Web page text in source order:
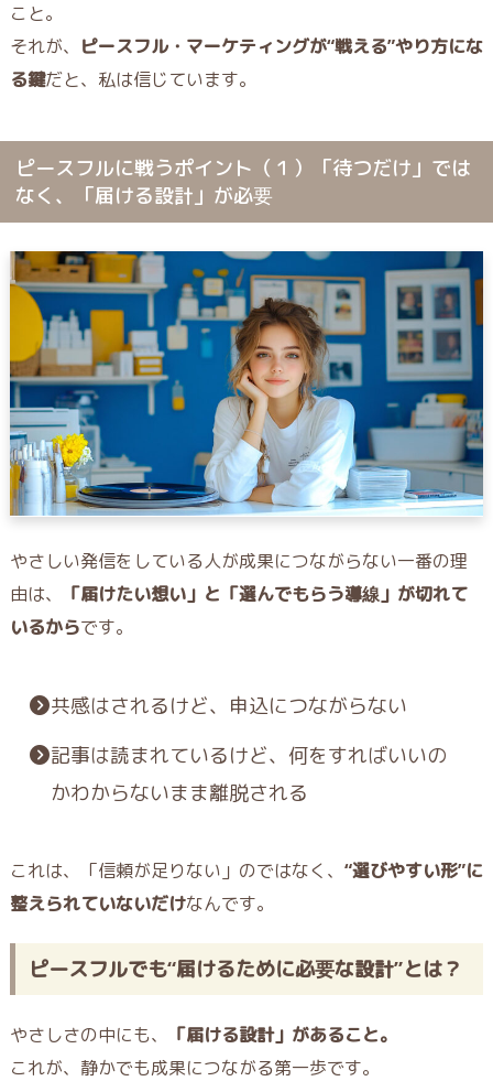
こと。
それが、 ピースフル・マーケティングが“戦える”やり方にな
る鍵だと、私は信じています。
ピースフルに戦うポイント（１）「待つだけ」では
なく、「届ける設計」が必要
やさしい発信をしている人が成果につながらない一番の理
由は、
「届けたい想い」と「選んでもらう導線」が切れて
いるからです。
共感はされるけど、申込につながらない
記事は読まれているけど、何をすればいいの
かわからないまま離脱される
これは、「信頼が足りない」のではなく、 “選びやすい形”に
整えられていないだけなんです。
ピースフルでも“届けるために必要な設計”とは？
やさしさの中にも、
「届ける設計」があること。
これが、静かでも成果につながる第一歩です。